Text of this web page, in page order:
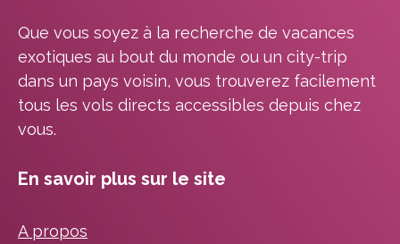
Que vous soyez à la recherche de vacances
exotiques au bout du monde ou un city-trip
dans un pays voisin, vous trouverez facilement
tous les vols directs accessibles depuis chez
vous.
En savoir plus sur le site
A propos